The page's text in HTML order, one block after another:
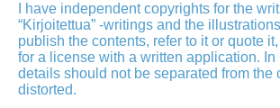
I have independent copyrights for the
“Kirjoitettua” -writings and the
publish the contents, refer to it or quote
for a license with a written application. In
details should not be separated from the
distorted.